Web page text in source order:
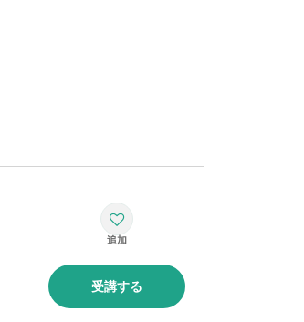
受講する